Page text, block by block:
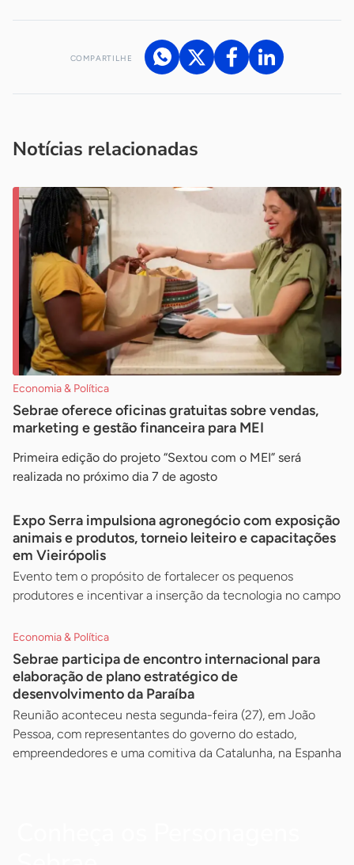
COMPARTILHE
Notícias relacionadas
Economia & Política
Sebrae oferece oficinas gratuitas sobre vendas,
marketing e gestão financeira para MEI
Primeira edição do projeto “Sextou com o MEI” será
realizada no próximo dia 7 de agosto
Expo Serra impulsiona agronegócio com exposição
animais e produtos, torneio leiteiro e capacitações
em Vieirópolis
Evento tem o propósito de fortalecer os pequenos
produtores e incentivar a inserção da tecnologia no campo
Economia & Política
Sebrae participa de encontro internacional para
elaboração de plano estratégico de
desenvolvimento da Paraíba
Reunião aconteceu nesta segunda-feira (27), em João
Pessoa, com representantes do governo do estado,
empreendedores e uma comitiva da Catalunha, na Espanha